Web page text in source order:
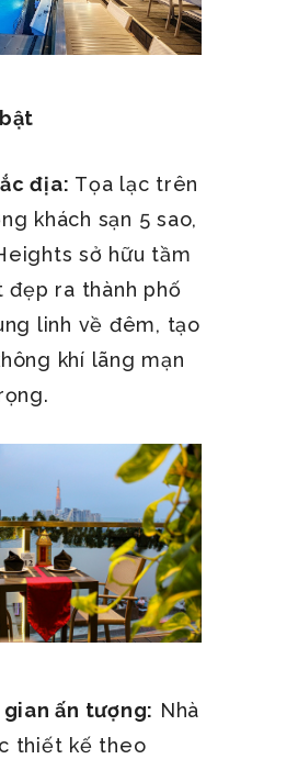
địa: Tọa lạc trên
khách sạn 5 sao,
sở hữu tầm
đẹp ra thành phố
linh về đêm, tạo
khí lãng mạn
ấn tượng: Nhà
thiết kế theo